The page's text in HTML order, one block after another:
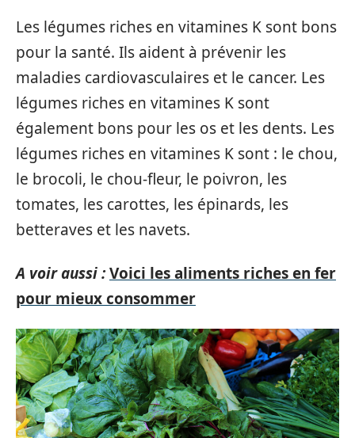
Les légumes riches en vitamines K sont bons
pour la santé. Ils aident à prévenir les
maladies cardiovasculaires et le cancer. Les
légumes riches en vitamines K sont
également bons pour les os et les dents. Les
légumes riches en vitamines K sont : le chou,
le brocoli, le chou-fleur, le poivron, les
tomates, les carottes, les épinards, les
betteraves et les navets.
A voir aussi :Voici les aliments riches en fer
pour mieux consommer